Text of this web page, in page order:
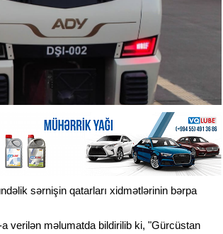
sərnişin qatarları xidmətlərinin bərpa
a verilən məlumatda bildirilib ki, "Gürcüstan